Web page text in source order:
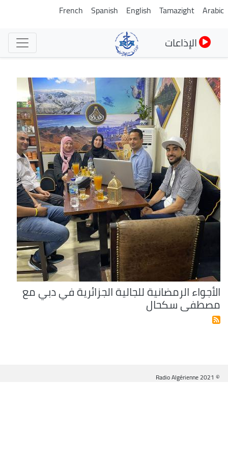
تجاوز
Arabic
Tamazight
English
Spanish
French
الإذاعات
الأجواء الرمضانية للجالية الجزائرية في دبي مع
مصطفى سكحال
© Radio Algérienne 2021